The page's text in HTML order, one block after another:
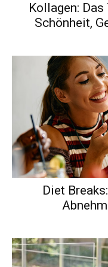
Kollagen:
Schönheit,
Diet